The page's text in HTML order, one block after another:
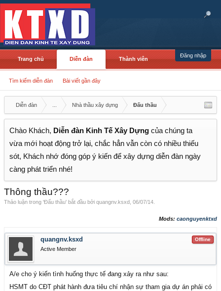
Đăng nhập
Trang chủ Diễn đàn
Tìm kiếm diễn đàn Bài viết gần đây
Thành viên
Diễn đàn Nhà thầu xây dựng Đấu thầu
Chào Khách, Diễn đàn Kinh Tế Xây Dựng của chúng ta
vừa mới hoạt động trở lại, chắc hẳn vẫn còn có nhiều thiếu
sót, Khách nhớ đóng góp ý kiến để xây dựng diễn đàn ngày
càng phát triển nhé!
Thông thầu???
Thảo luận trong 'Đấu thầu' bắt đầu bởi quangnv.ksxd 06/07/14
Mods: caonguyenktxd
Offline
quangnv.ksxd
Active Member
A/e cho ý kiến tình huống thực tế đang xảy ra như sau:
HSMT do CĐT phát hành đưa tiêu chí nhận sự tham gia dự án phải có